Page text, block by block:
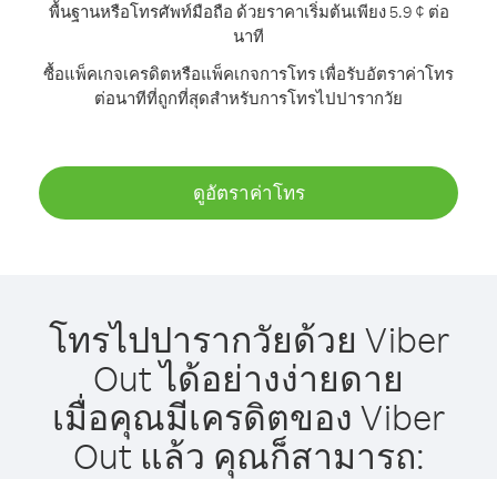
พื้นฐานหรือโทรศัพท์มือถือ ด้วยราคาเริ่มต้นเพียง 5.9 ¢ ต่อ
นาที
ซื้อแพ็คเกจเครดิตหรือแพ็คเกจการโทร เพื่อรับอัตราค่าโทร
ต่อนาทีที่ถูกที่สุดสำหรับการโทรไปปารากวัย
ดูอัตราค่าโทร
โทรไปปารากวัยด้วย Viber
Out ได้อย่างง่ายดาย
เมื่อคุณมีเครดิตของ Viber
Out แล้ว คุณก็สามารถ: